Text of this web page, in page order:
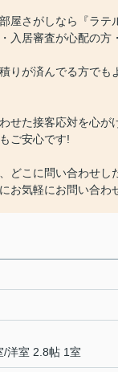
屋さがしなら『ラテ
入居審査が心配の
りが済んでる方で
せた接客応対を心
ご安心です!
どこに問い合わせ
お気軽にお問い合
/洋室 2.8帖 1室